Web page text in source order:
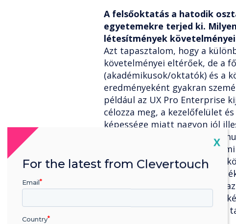
A felsőoktatás a hatodik
egyetemekre terjed ki.
létesítmények
Azt tapasztalom, hogy a
követelményei eltérőek, de a
(akadémikusok/oktatók) és a
eredményeként gyakran
például az UX Pro Enterprise
célozza meg, a kezelőfelület
képessége miatt nagyon jól
környezetbe. Hasonlóságok
tárgyalótermek és az
hallgatói konferenciatermek
túlmenően, Impact Plus
Forms-nak és a főiskoláknak
hangulata miatt, valamint jó
egyetem oktatási fakultásain
X
For the latest from Clevertouch
Email
Country